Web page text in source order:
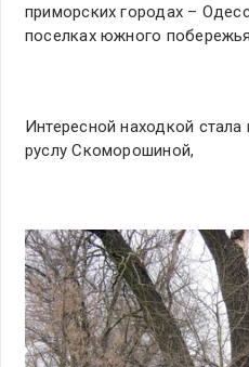
приморских городах –
поселках южного
Интересной находкой
руслу Скоморошиной,